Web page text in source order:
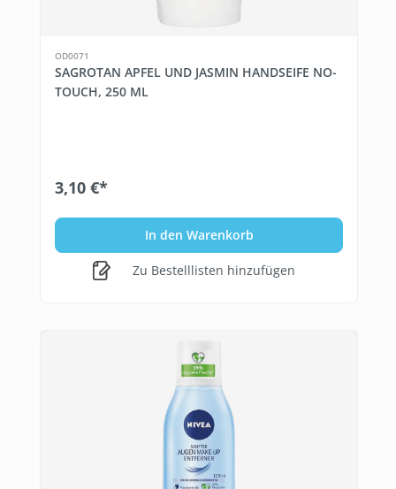
OD0071
SAGROTAN APFEL UND JASMIN HANDSEIFE NO-
TOUCH, 250 ML
3,10 €*
In den Warenkorb
Zu Bestelllisten hinzufügen